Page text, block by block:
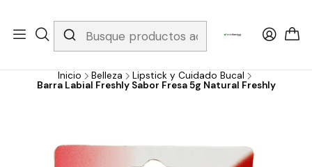
Whatsapp 3229079958/ Fijo 6019251796 / Envios a todo el país y
gratis apartir de 199.000!
Inicio Belleza
Lipstick y Cuidado Bucal
Barra Labial Freshly Sabor Fresa 5g Natural Freshly